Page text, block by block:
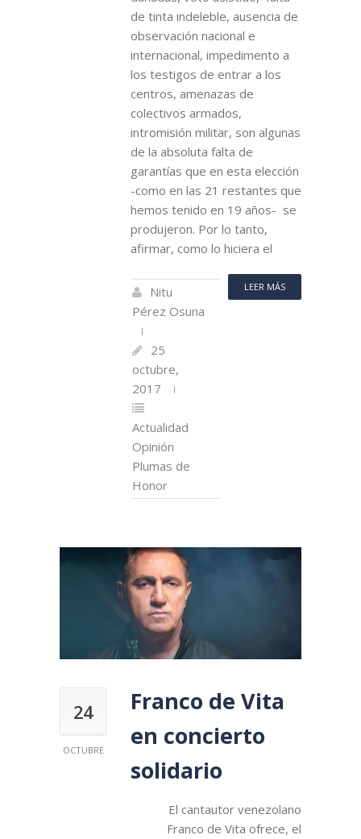
de tinta indeleble, ausencia de
observación nacional e
internacional, impedimento a
los testigos de entrar a los
centros, amenazas de
colectivos armados,
intromisión militar, son algunas
de la absoluta falta de
garantías que en esta elección
-como en las 21 restantes que
hemos tenido en 19 años- se
produjeron. Por lo tanto,
afirmar, como lo hiciera el
LEER MÁS
Nitu
Pérez Osuna
25
octubre,
2017
Actualidad
Opinión
Plumas de
Honor
24
OCTUBRE
Franco de Vita
en concierto
solidario
El cantautor venezolano
Franco de Vita ofrece, el